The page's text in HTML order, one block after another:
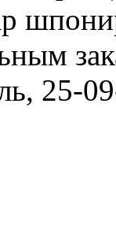
25-